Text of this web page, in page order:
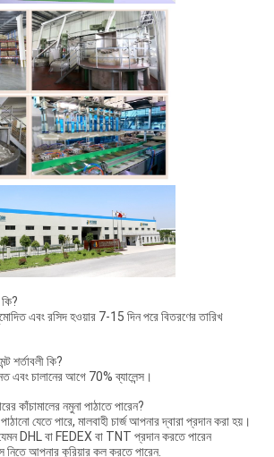
এবং রসিদ হওয়ার 7-15 দিন পরে বিতরণের তারিখ
শর্তাবলী কি?
চালানের আগে 70% ব্যালেন্স।
কাঁচামালের নমুনা পাঠাতে পারেন?
যেতে পারে, মালবাহী চার্জ আপনার দ্বারা প্রদান করা হয়।
DHL বা FEDEX বা TNT প্রদান করতে পারেন
আপনার কুরিয়ার কল করতে পারেন.